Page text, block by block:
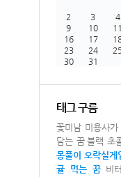
2
3 4
9
10 11
16
17
23
24
30
31
태그 구름
꽃미남 미용사
담는 꿈 블랙 초
몽풀이 오락실게
귤 먹는 꿈 비